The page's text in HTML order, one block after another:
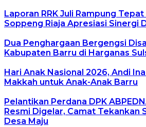
Laporan RRK Juli Rampung
Soppeng Riaja Apresiasi Sinergi
Dua Penghargaan Bergengsi
Kabupaten Barru di Harganas
Hari Anak Nasional 2026, Andi
Makkah untuk Anak-Anak Barru
Pelantikan Perdana DPK
Resmi Digelar, Camat Tekankan
Desa Maju